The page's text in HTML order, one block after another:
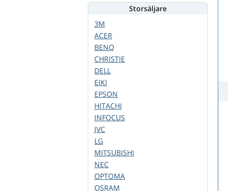
Storsäljare
3M
ACER
BENQ
CHRISTIE
DELL
EIKI
EPSON
HITACHI
INFOCUS
JVC
LG
MITSUBISHI
NEC
OPTOMA
OSRAM